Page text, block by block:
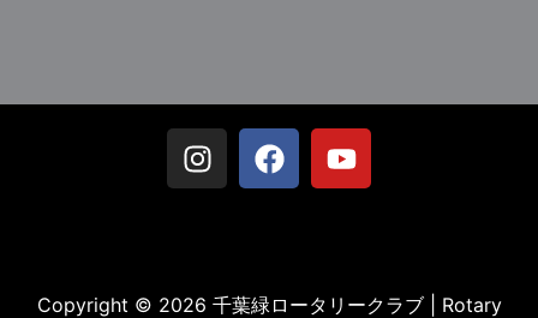
Copyright © 2026 千葉緑ロータリークラブ | Rotary